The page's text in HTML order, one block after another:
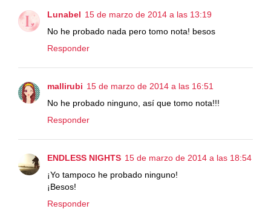
Lunabel 15 de marzo de 2014 a las 13:19
No he probado nada pero tomo nota! besos
Responder
mallirubi 15 de marzo de 2014 a las 16:51
No he probado ninguno, así que tomo nota!!!
Responder
ENDLESS NIGHTS 15 de marzo de 2014 a las 18:54
¡Yo tampoco he probado ninguno!
¡Besos!
Responder